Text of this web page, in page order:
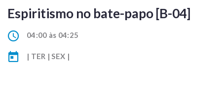
Espiritismo no bate-papo [B-04]
04:00 às 04:25
| TER | SEX |